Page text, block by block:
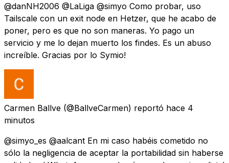
@danNH2006 @LaLiga @simyo Como probar, uso
Tailscale con un exit node en Hetzer, que he acabo de
poner, pero es que no son maneras. Yo pago un
servicio y me lo dejan muerto los findes. Es un abuso
increíble. Gracias por lo Symio!
Carmen Ballve (@BallveCarmen) reportó hace 4
minutos
@simyo_es @aalcant En mi caso habéis cometido no
sólo la negligencia de aceptar la portabilidad sin haberse